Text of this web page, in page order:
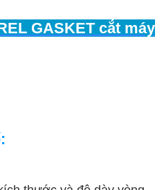
GASKET cắt máy